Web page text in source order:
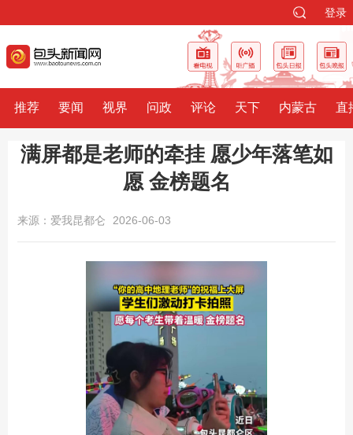
登录
推荐 要闻 视界 问政 评论 天下 内蒙古 直
满屏都是老师的牵挂 愿少年落笔如
愿 金榜题名
来源：爱我昆都仑 2026-06-03